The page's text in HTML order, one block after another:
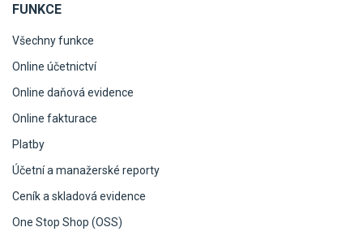
FUNKCE
Všechny funkce
Online účetnictví
Online daňová evidence
Online fakturace
Platby
Účetní a manažerské reporty
Ceník a skladová evidence
One Stop Shop (OSS)